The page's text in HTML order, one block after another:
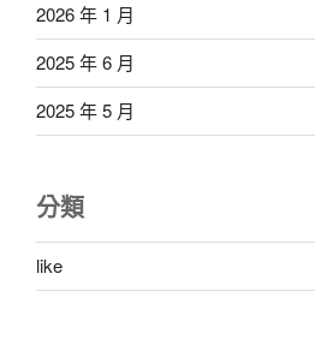
2026 年 1 月
2025 年 6 月
2025 年 5 月
分類
like